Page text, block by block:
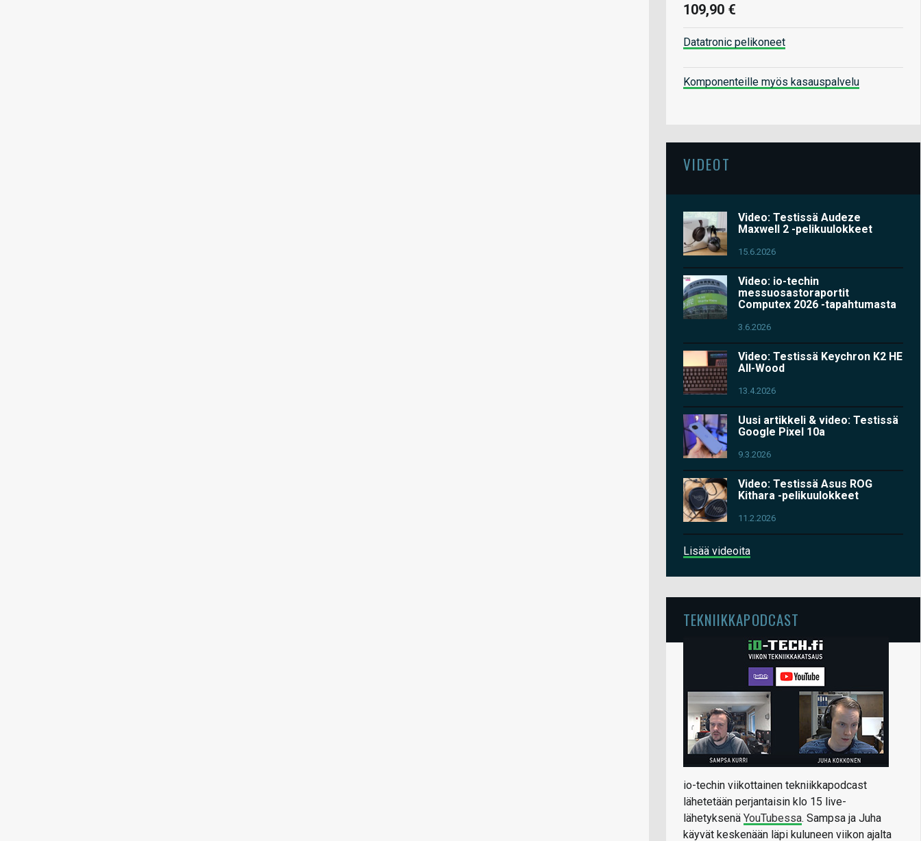
109,90 €
Datatronic pelikoneet
Komponenteille myös kasauspalvelu
VIDEOT
Video: Testissä Audeze
Maxwell 2 -pelikuulokkeet
15.6.2026
Video: io-techin
messuosastoraportit
Computex 2026 -tapahtumasta
3.6.2026
Video: Testissä Keychron K2 HE
All-Wood
13.4.2026
Uusi artikkeli & video: Testissä
Google Pixel 10a
9.3.2026
Video: Testissä Asus ROG
Kithara -pelikuulokkeet
11.2.2026
Lisää videoita
TEKNIIKKAPODCAST
io-techin viikottainen tekniikkapodcast
lähetetään perjantaisin klo 15 live-
lähetyksenä YouTubessa. Sampsa ja Juha
käyvät keskenään läpi kuluneen viikon ajalta